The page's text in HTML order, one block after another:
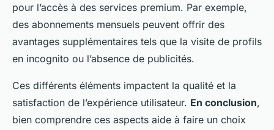
pour l’accès à des services premium. Par exemple,
des abonnements mensuels peuvent offrir des
avantages supplémentaires tels que la visite de profils
en incognito ou l’absence de publicités.
Ces différents éléments impactent la qualité et la
satisfaction de l’expérience utilisateur. En conclusion,
bien comprendre ces aspects aide à faire un choix